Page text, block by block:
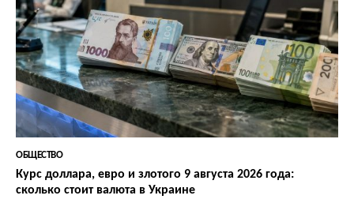
ОБЩЕСТВО
Курс доллара, евро и злотого 9 августа 2026 года:
сколько стоит валюта в Украине